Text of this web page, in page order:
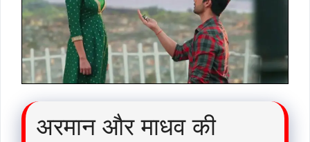
अरमान और माधव की